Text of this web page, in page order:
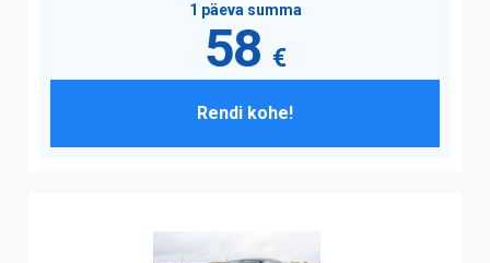
1 päeva summa
58 €
Rendi kohe!